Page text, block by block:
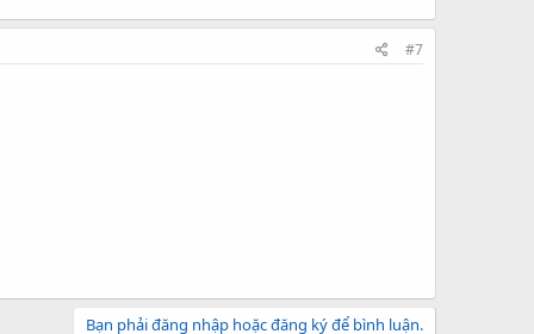
#7
Bạn phải đăng nhập hoặc đăng ký để bình luận.